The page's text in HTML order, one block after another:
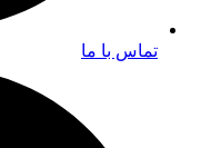
تماس با ما